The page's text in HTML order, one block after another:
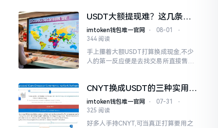
USDT大额提现难？这几条安
全通道实测有效
imtoken钱包唯一官网 ⋅ 08-01
⋅
344 阅读
手上攥着大额USDT打算换成现金,不少
人的第一反应便是去找交易所直接售
度卡得非常紧
CNYT换成USDT的三种实用方
法
imtoken钱包唯一官网 ⋅ 07-31
⋅
325 阅读
好多人手持CNYT,可当真正打算要用之